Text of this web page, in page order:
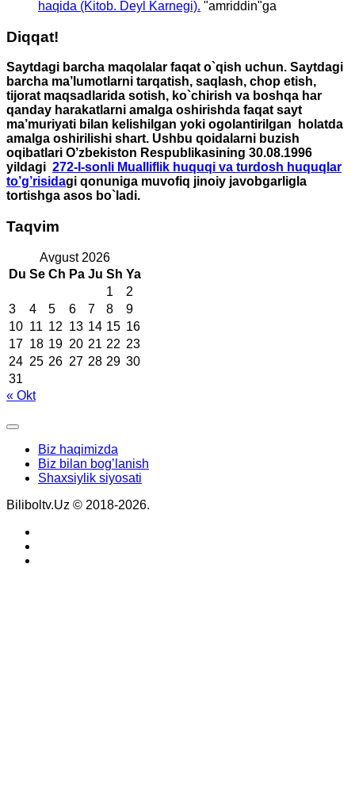
haqida (Kitob. Deyl Karnegi). "amriddin"ga
Diqqat!
Saytdagi barcha maqolalar faqat o`qish uchun. Saytdagi
barcha ma’lumotlarni tarqatish, saqlash, chop etish,
tijorat maqsadlarida sotish, ko`chirish va boshqa har
qanday harakatlarni amalga oshirishda faqat sayt
ma’muriyati bilan kelishilgan yoki ogolantirilgan holatda
amalga oshirilishi shart. Ushbu qoidalarni buzish
oqibatlari O’zbekiston Respublikasining 30.08.1996
yildagi 272-I-sonli Mualliflik huquqi va turdosh huquqlar
to’g’risidagi qonuniga muvofiq jinoiy javobgarligla
tortishga asos bo`ladi.
Taqvim
Avgust 2026
Du Se Ch Pa Ju Sh Ya
1
2
3
4 5 6 7 8
9
10 11 12 13 14 15 16
17 18 19 20 21 22 23
24 25 26 27 28 29 30
31
« Okt
Biz haqimizda
Biz bilan bog’lanish
Shaxsiylik siyosati
Biliboltv.Uz © 2018-2026.